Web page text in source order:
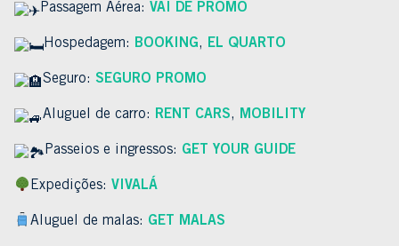
Passagem Aérea: VAI DE PROMO
Hospedagem: BOOKING, EL QUARTO
Seguro: SEGURO PROMO
Aluguel de carro: RENT CARS, MOBILITY
Passeios e ingressos: GET YOUR GUIDE
Expedições:VIVALÁ
Aluguel de malas: GET MALAS